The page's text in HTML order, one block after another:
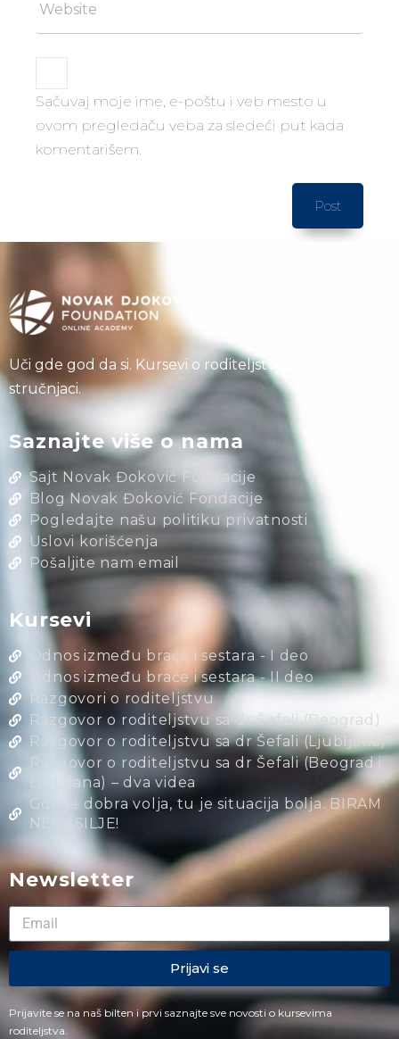
Sačuvaj moje ime, e-poštu i veb mesto u
ovom pregledaču veba za sledeći put kada
komentarišem.
Uči gde god da si. Kursevi o roditeljstvu koje vode naši
stručnjaci.
Saznajte više o nama
Sajt Novak Đoković Fondacije
Blog Novak Đoković Fondacije
Pogledajte našu politiku privatnosti
Uslovi korišćenja
Pošaljite nam email
Kursevi
Odnos između braće i sestara - I deo
Odnos između braće i sestara - II deo
Razgovori o roditeljstvu
Razgovor o roditeljstvu sa dr Šefali (Beograd)
Razgovor o roditeljstvu sa dr Šefali (Ljubljana)
Razgovor o roditeljstvu sa dr Šefali (Beograd i
Ljubljana) – dva videa
Gde je dobra volja, tu je situacija bolja. BIRAM
NENASILJE!
Newsletter
Prijavi se
Prijavite se na naš bilten i prvi saznajte sve novosti o kursevima
roditeljstva.